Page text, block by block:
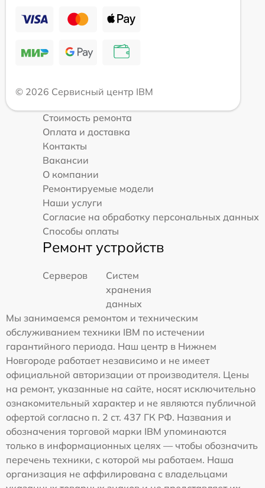
© 2026 Сервисный центр IBM
Стоимость ремонта
Оплата и доставка
Контакты
Вакансии
О компании
Ремонтируемые модели
Наши услуги
Согласие на обработку персональных данных
Способы оплаты
Ремонт устройств
Серверов
Систем
хранения
данных
Мы занимаемся ремонтом и техническим
обслуживанием техники IBM по истечении
гарантийного периода. Наш центр в Нижнем
Новгороде работает независимо и не имеет
официальной авторизации от производителя. Цены
на ремонт, указанные на сайте, носят исключительно
ознакомительный характер и не являются публичной
офертой согласно п. 2 ст. 437 ГК РФ. Названия и
обозначения торговой марки IBM упоминаются
только в информационных целях — чтобы обозначить
перечень техники, с которой мы работаем. Наша
организация не аффилирована с владельцами